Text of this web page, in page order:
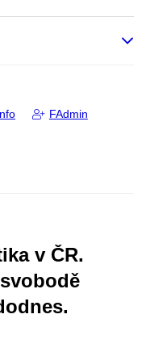
FAdmin
v ČR.